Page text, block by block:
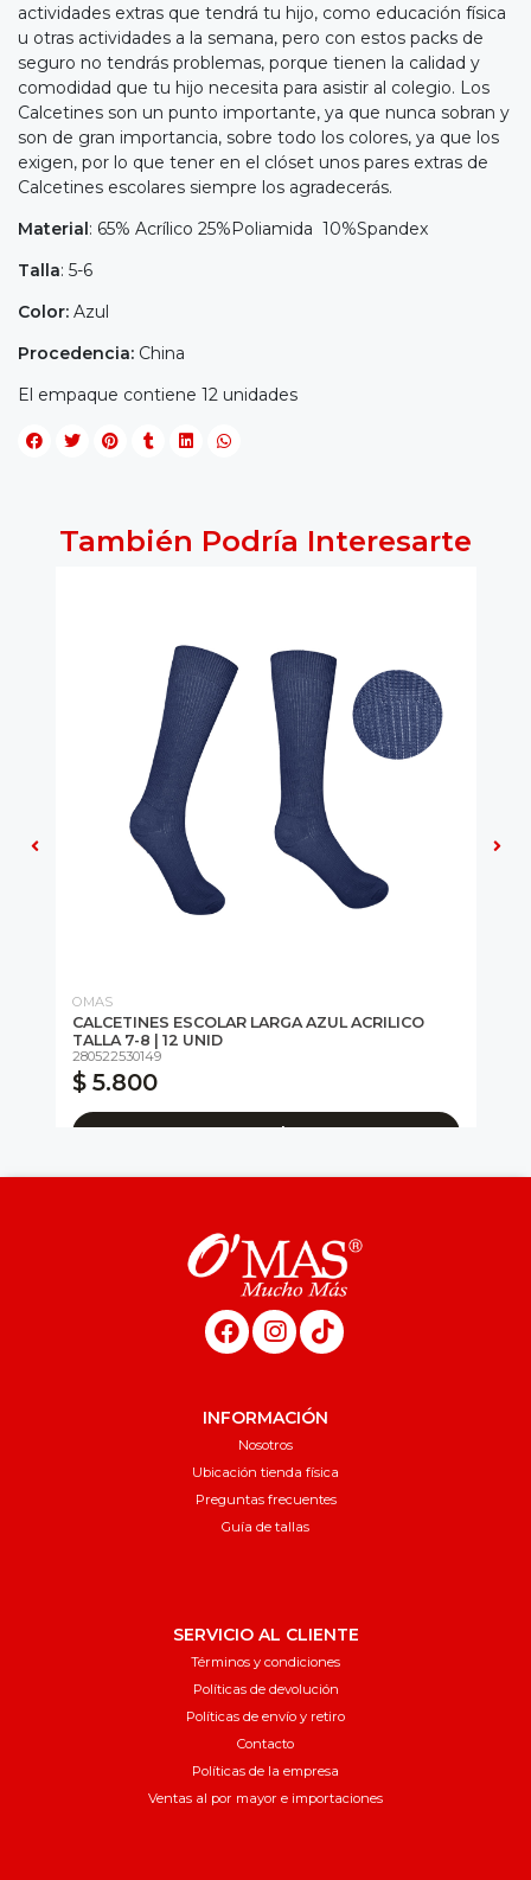
actividades extras que tendrá tu hijo, como educación física
u otras actividades a la semana, pero con estos packs de
seguro no tendrás problemas, porque tienen la calidad y
comodidad que tu hijo necesita para asistir al colegio. Los
Calcetines son un punto importante, ya que nunca sobran y
son de gran importancia, sobre todo los colores, ya que los
exigen, por lo que tener en el clóset unos pares extras de
Calcetines escolares siempre los agradecerás.
Material: 65% Acrílico 25%Poliamida 10%Spandex
Talla: 5-6
Color: Azul
Procedencia: China
El empaque contiene 12 unidades
También Podría Interesarte
OMAS
CALCETINES ESCOLAR LARGA AZUL ACRILICO
TALLA 7-8 | 12 UNID
280522530149
$ 5.800
Agregar al carro
INFORMACIÓN
Nosotros
Ubicación tienda física
Preguntas frecuentes
Guía de tallas
SERVICIO AL CLIENTE
Términos y condiciones
Políticas de devolución
Políticas de envío y retiro
Contacto
Políticas de la empresa
Ventas al por mayor e importaciones